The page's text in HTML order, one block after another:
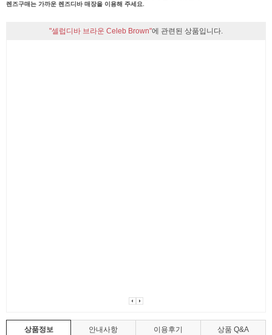
렌즈구매는 가까운 렌즈디바 매장을 이용해 주세요.
"셀럽디바 브라운 Celeb Brown"에 관련된 상품입니다.
상품정보 안내사항 이용후기 상품 Q&A